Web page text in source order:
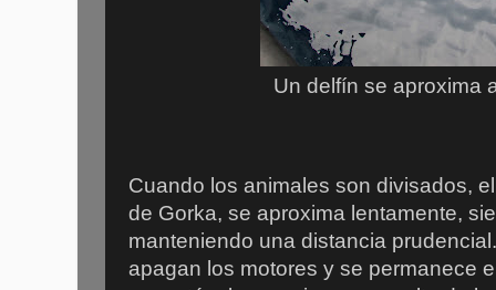
Un delfín se aproxima
Cuando los animales son divisados,
de Gorka, se aproxima lentamente,
manteniendo una distancia
apagan los motores y se permanece